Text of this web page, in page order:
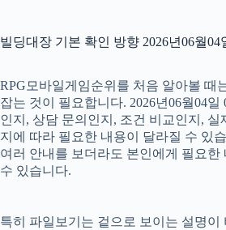
빌딩대장 기본 확인 방향 2026년06월04
RPG모바일게임순위를 처음 알아볼 때
잡는 것이 필요합니다. 2026년06월04일
인지, 상담 문의인지, 조건 비교인지, 실
지에 따라 필요한 내용이 달라질 수 있
여러 안내를 보더라도 본인에게 필요한
수 있습니다.
특히 파일보기는 겉으로 보이는 설명이